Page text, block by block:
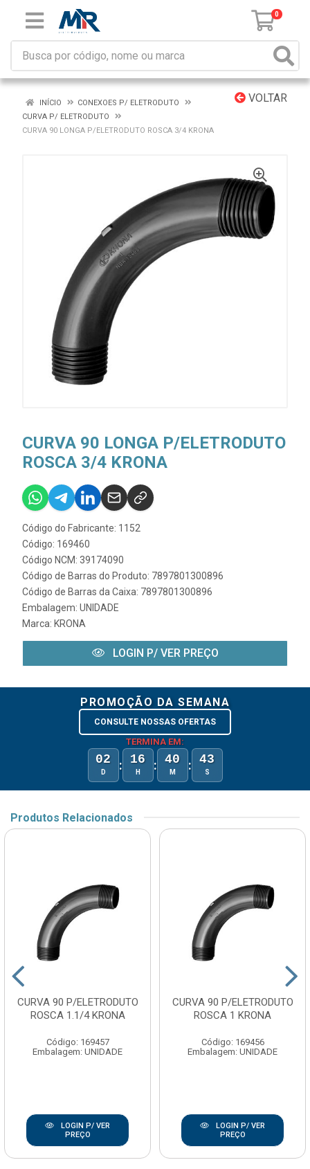
0
VOLTAR
INÍCIO
CONEXOES P/ ELETRODUTO
CURVA P/ ELETRODUTO
CURVA 90 LONGA P/ELETRODUTO ROSCA 3/4 KRONA
CURVA 90 LONGA P/ELETRODUTO
ROSCA 3/4 KRONA
Código do Fabricante: 1152
Código: 169460
Código NCM: 39174090
Código de Barras do Produto: 7897801300896
Código de Barras da Caixa: 7897801300896
Embalagem: UNIDADE
Marca: KRONA
LOGIN P/ VER PREÇO
PROMOÇÃO DA SEMANA
CONSULTE NOSSAS OFERTAS
TERMINA EM:
02
D : 16
H : 40
M : 43
S
Produtos Relacionados
CURVA 90 P/ELETRODUTO
ROSCA 1.1/4 KRONA
Código: 169457
Embalagem: UNIDADE
LOGIN P/ VER
PREÇO
CURVA 90 P/ELETRODUTO
ROSCA 1 KRONA
Código: 169456
Embalagem: UNIDADE
LOGIN P/ VER
PREÇO